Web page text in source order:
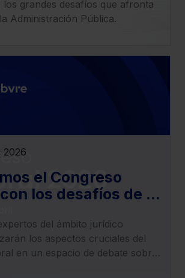
los grandes desafíos que afronta
Administración Pública.
2026
el Congreso
los desafíos de la
trabajo y
Social
del ámbito jurídico
los aspectos cruciales del
en un espacio de debate sobre